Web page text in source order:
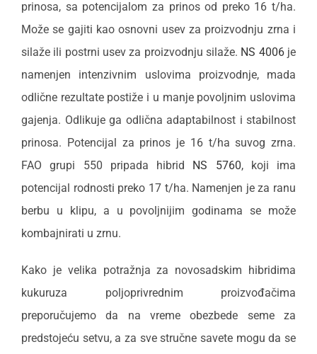
prinosa, sa potencijalom za prinos od preko 16 t/ha.
Može se gajiti kao osnovni usev za proizvodnju zrna i
silaže ili postrni usev za proizvodnju silaže. NS 4006je
namenjen intenzivnim uslovima proizvodnje, mada
odlične rezultate postiže i u manje povoljnim uslovima
gajenja. Odlikuje ga odlična adaptabilnost i stabilnost
prinosa. Potencijal za prinos je 16 t/ha suvog zrna.
FAO grupi 550 pripada hibrid NS 5760, koji ima
potencijal rodnosti preko 17 t/ha. Namenjen je za ranu
berbu u klipu, a u povoljnijim godinama se može
kombajnirati u zrnu.
Kako je velika potražnja za novosadskim hibridima
kukuruza poljoprivrednim proizvođačima
preporučujemo da na vreme obezbede seme za
predstojeću setvu, a za sve stručne savete mogu da se